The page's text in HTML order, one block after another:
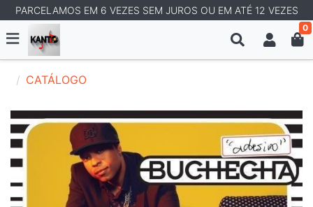
PARCELAMOS EM 6 VEZES SEM JUROS OU EM ATÉ 12 VEZES
0
CATÁLOGO